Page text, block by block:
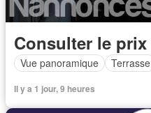
Consulter le prix
Vue panoramique Terrasse
Il y a 1 jour, 9 heures